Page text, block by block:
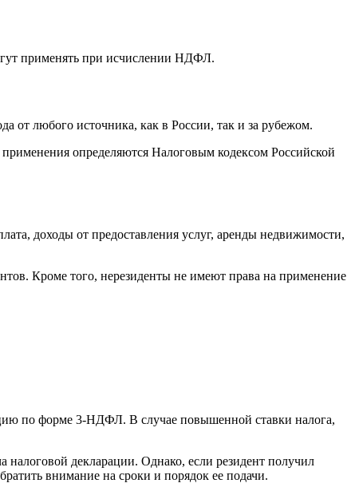
применять при исчислении НДФЛ.
от любого источника, как в России, так и за рубежом.
определяются Налоговым кодексом Российской
доходы от предоставления услуг, аренды недвижимости,
Кроме того, нерезиденты не имеют права на применение
по форме 3-НДФЛ. В случае повышенной ставки налога,
декларации. Однако, если резидент получил
внимание на сроки и порядок ее подачи.